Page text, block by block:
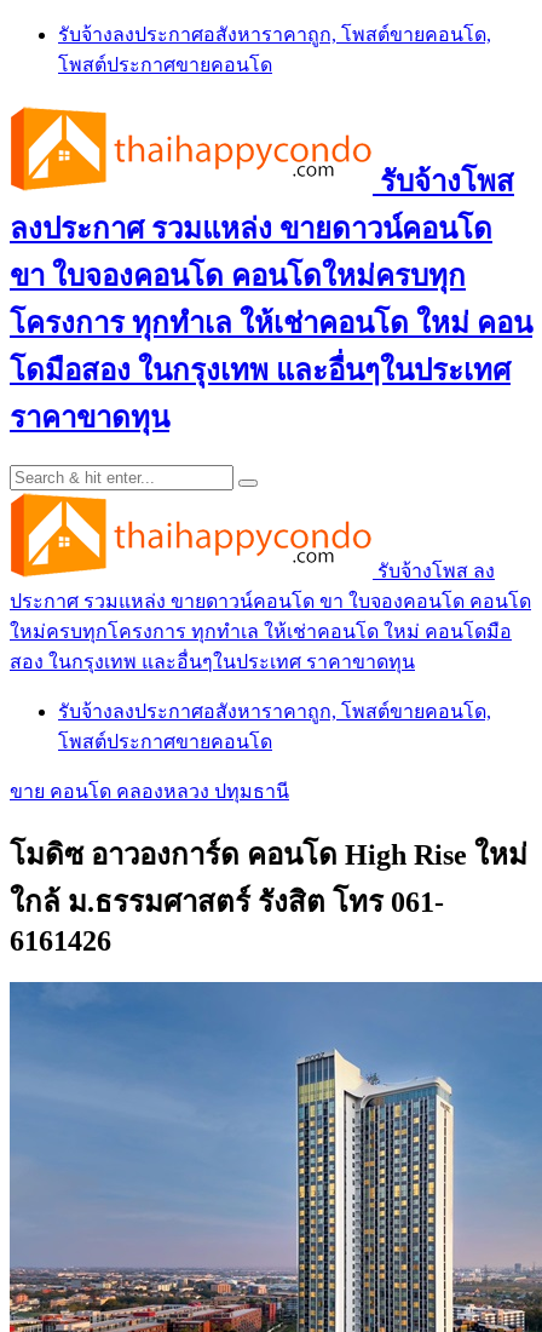
Skip
content
รับจ้างลงประกาศอสังหาราคาถูก, โพสต์ขายคอนโด,
โพสต์ประกาศขายคอนโด
รับจ้างโพส
ลงประกาศ รวมแหล่ง ขายดาวน์คอนโด
ขา ใบจองคอนโด คอนโดใหม่ครบทุก
โครงการ ทุกทำเล ให้เช่าคอนโด ใหม่ คอน
โดมือสอง ในกรุงเทพ และอื่นๆในประเทศ
ราคาขาดทุน
รับจ้างโพส ลง
ประกาศ รวมแหล่ง ขายดาวน์คอนโด ขา ใบจองคอนโด คอนโด
ใหม่ครบทุกโครงการ ทุกทำเล ให้เช่าคอนโด ใหม่ คอนโดมือ
สอง ในกรุงเทพ และอื่นๆในประเทศ ราคาขาดทุน
รับจ้างลงประกาศอสังหาราคาถูก, โพสต์ขายคอนโด,
โพสต์ประกาศขายคอนโด
ขาย คอนโด คลองหลวง ปทุมธานี
โมดิซ อาวองการ์ด คอนโด High Rise ใหม่
ใกล้ ม.ธรรมศาสตร์ รังสิต โทร 061-
6161426